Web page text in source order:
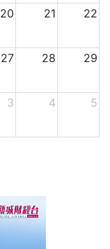
20 21 22
27 28 29
3 4 5